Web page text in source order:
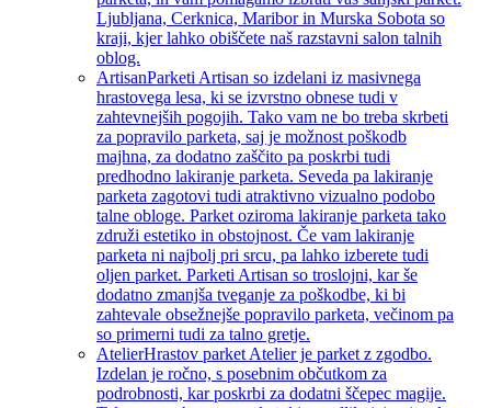
Ljubljana, Cerknica, Maribor in Murska Sobota so
kraji, kjer lahko obiščete naš razstavni salon talnih
oblog.
ArtisanParketi Artisan so izdelani iz masivnega
hrastovega lesa, ki se izvrstno obnese tudi v
zahtevnejših pogojih. Tako vam ne bo treba skrbeti
za popravilo parketa, saj je možnost poškodb
majhna, za dodatno zaščito pa poskrbi tudi
predhodno lakiranje parketa. Seveda pa lakiranje
parketa zagotovi tudi atraktivno vizualno podobo
talne obloge. Parket oziroma lakiranje parketa tako
združi estetiko in obstojnost. Če vam lakiranje
parketa ni najbolj pri srcu, pa lahko izberete tudi
oljen parket. Parketi Artisan so troslojni, kar še
dodatno zmanjša tveganje za poškodbe, ki bi
zahtevale obsežnejše popravilo parketa, večinom pa
so primerni tudi za talno gretje.
AtelierHrastov parket Atelier je parket z zgodbo.
Izdelan je ročno, s posebnim občutkom za
podrobnosti, kar poskrbi za dodatni ščepec magije.